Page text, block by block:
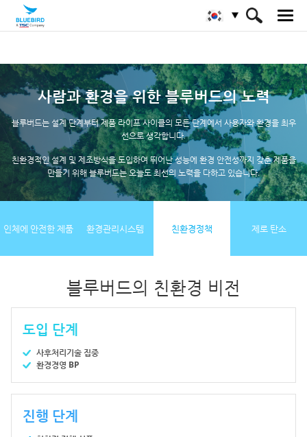
HOME 블루버드 소개 환경 정책
사람과 환경을 위한 블루버드의 노력
블루버드는 설계 단계부터 제품 라이프 사이클의 모든 단계에서 사용자와 환경을 최우
선으로 생각합니다.
친환경적인 설계 및 제조방식을 도입하여 뛰어난 성능에 환경 안전성까지 갖춘 제품을
만들기 위해 블루버드는 오늘도 최선의 노력을 다하고 있습니다.
인체에 안전한 제품 환경관리시스템 친환경정책 제로 탄소
블루버드의 친환경 비전
도입 단계
사후처리기술 집중
환경경영 BP
진행 단계